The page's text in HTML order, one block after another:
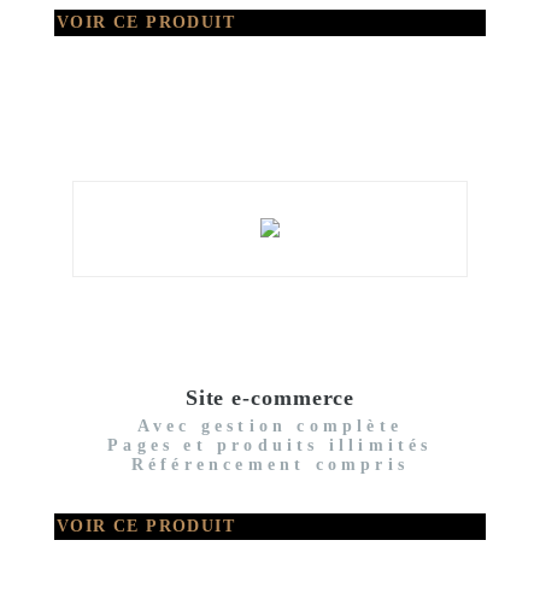
VOIR CE PRODUIT
Site e-commerce
Avec gestion complète
Pages et produits illimités
Référencement compris
VOIR CE PRODUIT